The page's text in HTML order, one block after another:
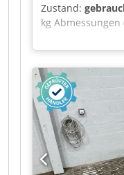
Zustand:
kg Abmessungen
Besonderheiten:
Hobelmesser -
CE-Zertifikat
1200mm x
Transportgewicht
[Stk.]: 1
Mehrwertsteuer:
sich zzgl.
Mehrwertsteuer/
Mehrwertsteuer